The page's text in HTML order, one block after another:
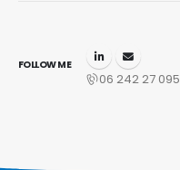
FOLLOW ME
06 242 27 095